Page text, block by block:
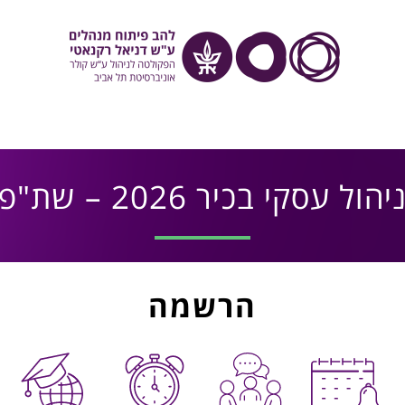
עסקי בכיר 2026 – שת"פ
הרשמה